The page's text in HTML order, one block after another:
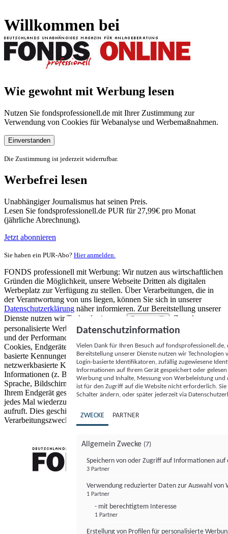
Willkommen bei
Wie gewohnt mit Werbung lesen
Nutzen Sie fondsprofessionell.de mit Ihrer Zustimmung zur
Verwendung von Cookies für Webanalyse und Werbemaßnahmen.
Einverstanden
Die Zustimmung ist jederzeit widerrufbar.
Werbefrei lesen
Unabhängiger Journalismus hat seinen Preis.
Lesen Sie fondsprofessionell.de PUR für 27,99€ pro Monat
(jährliche Abrechnung).
Jetzt abonnieren
Sie haben ein PUR-Abo? Hier anmelden.
FONDS professionell mit Werbung: Wir nutzen aus wirtschaftlichen
Gründen die Möglichkeit, unsere Webseite Dritten als digitalen
Werbeplatz zur Verfügung zu stellen. Über Verarbeitungen, die in
der Verantwortung von uns liegen, können Sie sich in unserer
Datenschutzerklärung näher informieren. Zur Bereitstellung unserer
Dienste nutzen wir Technologien von
Partnern (5)
. Zwecke:
personalisierte Werbung und Inhalte, Messung von Werbeleistung
und der Performance von Inhalten sowie Zielgruppenforschung.
Cookies, Endgeräte- oder ähnliche Online-Kennungen (z. B. login-
basierte Kennungen, zufällig generierte Kennungen,
netzwerkbasierte Kennungen) können zusammen mit anderen
Informationen (z. B. Browsertyp und Browserinformationen,
Sprache, Bildschirmgröße, unterstützte Technologien usw.) auf
Ihrem Endgerät gespeichert oder von dort ausgelesen werden, um es
jedes Mal wiederzuerkennen, wenn es eine App oder einer Webseite
aufruft. Dies geschieht für einen oder mehrere der hier aufgeführten
Verarbeitungszwecke.
Datenschutzinformation
Vielen Dank für Ihren Besuch auf
Bereitstellung unserer Dienste nutzen wir Technologien
Login-basierte Identifikatoren, zufällig zugewiesene
Informationen auf Ihrem Gerät gespeichert oder
Werbung und Inhalte, Messung von Werbeleistung
ist für den Zugriff auf die Website nicht erforderlich.
Schalter ändern, oder später jederzeit via
ZWECKE PARTNER
Allgemein Zwecke (7)
Speichern von oder Zugriff auf Informationen auf
3 Partner
Verwendung reduzierter Daten zur Auswahl von
1 Partner
- mit berechtigtem Interesse
1 Partner
Erstellung von Profilen für personalisierte
FONDS professionell